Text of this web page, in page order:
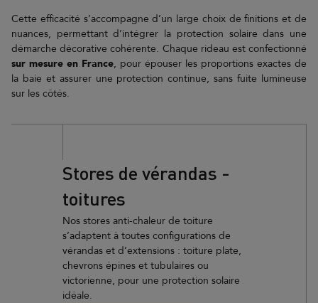
Cette efficacité s’accompagne d’un large choix de finitions et de
nuances, permettant d’intégrer la protection solaire dans une
démarche décorative cohérente. Chaque rideau est confectionné
sur mesure en France, pour épouser les proportions exactes de
la baie et assurer une protection continue, sans fuite lumineuse
sur les côtés.
Stores de vérandas -
toitures
Nos stores anti-chaleur de toiture
s’adaptent à toutes configurations de
vérandas et d’extensions : toiture plate,
chevrons épines et tubulaires ou
victorienne, pour une protection solaire
idéale.